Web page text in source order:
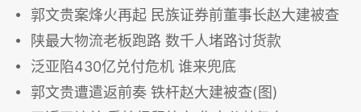
郭文贵案烽火再起 民族证券前董事长赵大建被查
陕最大物流老板跑路 数千人堵路讨货款
泛亚陷430亿兑付危机 谁来兜底
郭文贵遭遣返前奏 铁杆赵大建被查(图)